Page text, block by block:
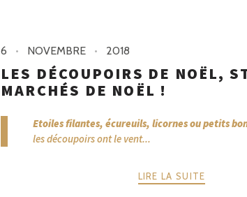
6 NOVEMBRE 2018
LES DÉCOUPOIRS DE NOËL,
MARCHÉS DE NOËL !
Etoiles filantes, écureuils, licornes ou petits
les découpoirs ont le vent...
LIRE LA SUITE